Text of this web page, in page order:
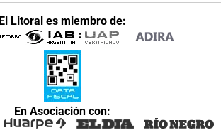
El Litoral es miembro de:
En Asociación con: